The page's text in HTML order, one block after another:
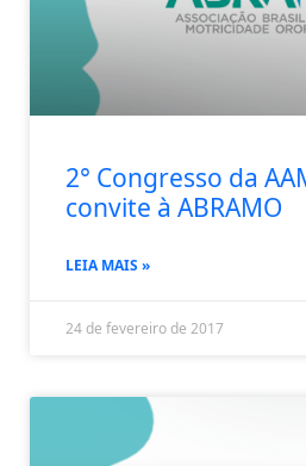
2° Congresso da
convite à ABRAMO
LEIA MAIS »
24 de fevereiro de 2017